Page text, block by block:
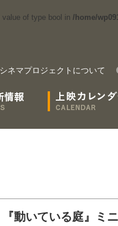
of type bool in /home/
ネマプロジェクトについて
『動いている庭』ミ